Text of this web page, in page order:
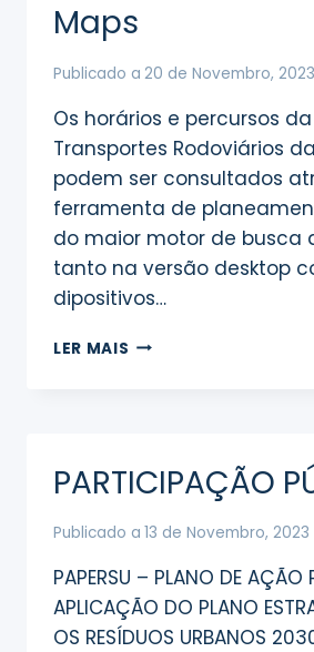
Maps
Publicado a 20 de Novembro, 2023
Os horários e percursos
Transportes Rodoviários
podem ser consultados
ferramenta de
do maior motor de busca
tanto na versão desktop
dipositivos…
LER MAIS PERCURSOS
DA
NO
MAPS
PARTICIPAÇÃO
Publicado a 13 de Novembro, 2023
PAPERSU – PLANO DE AÇÃO
APLICAÇÃO DO PLANO
OS RESÍDUOS URBANOS